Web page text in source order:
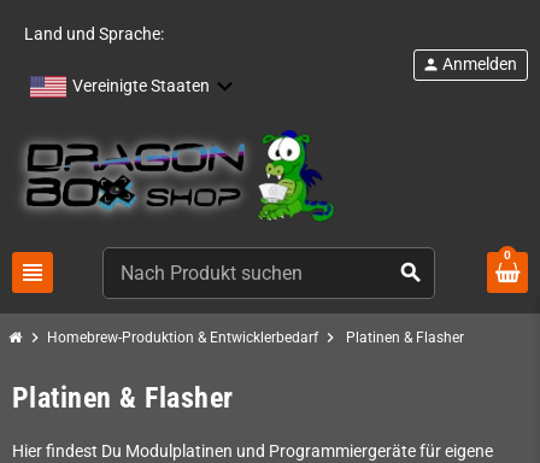
Land und Sprache:
Vereinigte Staaten
view_headline search
person Anmelden
0
chevron_right Homebrew-Produktion & Entwicklerbedarf chevron_right Platinen & Flasher
Platinen & Flasher
Hier findest Du Modulplatinen und Programmiergeräte für eigene